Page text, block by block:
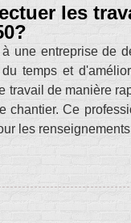
les
une entreprise de
temps et
travail de manière
chantier. Ce
les